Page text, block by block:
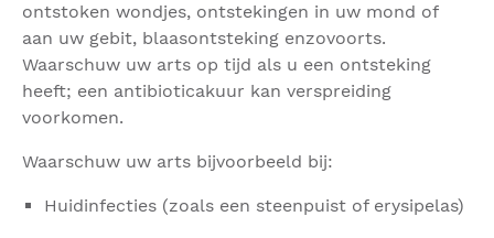
ontstoken wondjes, ontstekingen in uw mond of
aan uw gebit, blaasontsteking enzovoorts.
Waarschuw uw arts op tijd als u een ontsteking
heeft; een antibioticakuur kan verspreiding
voorkomen.
Waarschuw uw arts bijvoorbeeld bij:
Huidinfecties (zoals een steenpuist of erysipelas)